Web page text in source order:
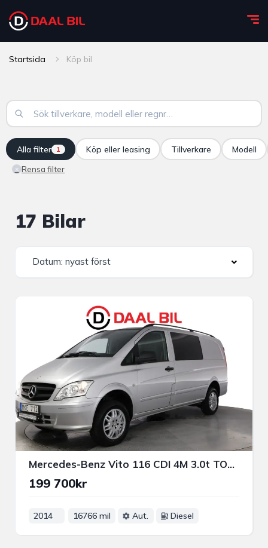
Startsida Köp bil
Alla filter 1
× Rensa filter
Köp eller leasing Tillverkare Modell
17 Bilar
Datum: nyast först
Mercedes-Benz Vito 116 CDI 4M 3.0t TOUCHSHIFT 163HK COMFORTLINE DRAG B-KAM
199 700kr
2014 16766 mil Aut. Diesel